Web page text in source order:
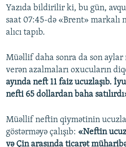
Yazıda bildirilir ki, bu gün,
saat 07:45-də «Brent» markalı
alıcı tapıb.
Müəllif daha sonra da son
verən azalmaları oxucuların
ayında neft 11 faiz ucuzlaşıb.
nefti 65 dollardan baha
Müəllif neftin qiymətinin
göstərməyə çalışıb: «Neftin
və Çin arasında ticarət